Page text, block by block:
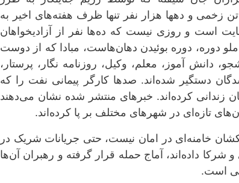
زخمی‌ و دهها هزار نفر تنها ظرف هفتە‌های اخیر بە
است و روزی نیست کە دەها نفر از آزادیخواهان
دورە، دورە بوئیدن دهان‌هاست، مبادا که از دوست
دانش آموز، معلم، وکیل، روزنامە نگار، پرستار،
دستگیر شدەاند. صدها کارگر پیمانی نفت را کە
زندانی کردەاند. خبرهای منتشر شدە نشان می‌دهند
تازەای در شهرهای مختلف بر پا کردەاند.
خامنەای در امان نیست، حتی جریانات شریک در
دادەاند، آماج حملە قرار گرفتە و رهبران آن‌ها
است.